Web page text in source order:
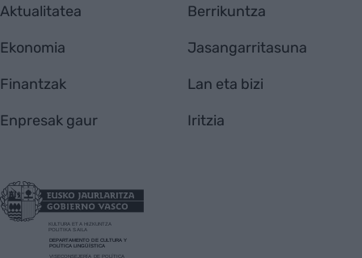
Aktualitatea
Ekonomia
Finantzak
Enpresak gaur
Berrikuntza
Jasangarritasuna
Lan eta bizi
Iritzia